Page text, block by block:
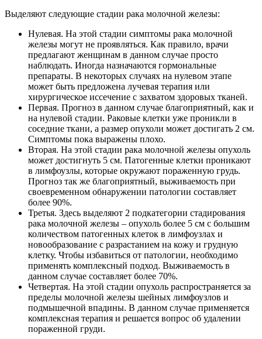
Выделяют следующие стадии рака молочной железы:
Нулевая. На этой стадии симптомы рака молочной
железы могут не проявляться. Как правило, врачи
предлагают женщинам в данном случае просто
наблюдать. Иногда назначаются гормональные
препараты. В некоторых случаях на нулевом этапе
может быть предложена лучевая терапия или
хирургическое иссечение с захватом здоровых тканей.
Первая. Прогноз в данном случае благоприятный, как и
на нулевой стадии. Раковые клетки уже проникли в
соседние ткани, а размер опухоли может достигать 2 см.
Симптомы пока выражены плохо.
Вторая. На этой стадии рака молочной железы опухоль
может достигнуть 5 см. Патогенные клетки проникают
в лимфоузлы, которые окружают пораженную грудь.
Прогноз так же благоприятный, выживаемость при
своевременном обнаружении патологии составляет
более 90%.
Третья. Здесь выделяют 2 подкатегории стадирования
рака молочной железы – опухоль более 5 см с большим
количеством патогенных клеток в лимфоузлах и
новообразование с разрастанием на кожу и грудную
клетку. Чтобы избавиться от патологии, необходимо
применять комплексный подход. Выживаемость в
данном случае составляет более 70%.
Четвертая. На этой стадии опухоль распространяется за
пределы молочной железы шейных лимфоузлов и
подмышечной впадины. В данном случае применяется
комплексная терапия и решается вопрос об удалении
пораженной груди.